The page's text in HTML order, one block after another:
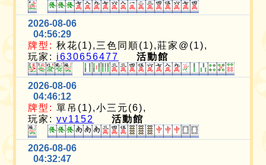
2026-08-06
04:56:29
牌型: 秋花(1),三色同順(1),莊家@(1),
玩家: i630656477 活動館
2026-08-06
04:46:12
牌型: 單吊(1),小三元(6),
玩家:vv1152 活動館
2026-08-06
04:32:47